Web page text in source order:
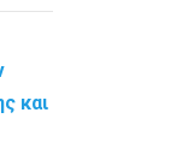
και